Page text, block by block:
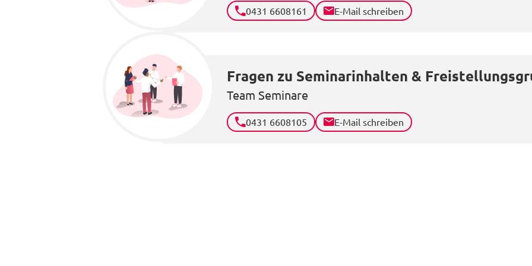
0431 6608161 E-Mail schreiben
Fragen zu Seminarinhalten &
Team Seminare
0431 6608105 E-Mail schreiben